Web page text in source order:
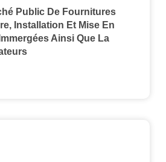
Public De Fournitures
Installation Et Mise En
Ainsi Que La